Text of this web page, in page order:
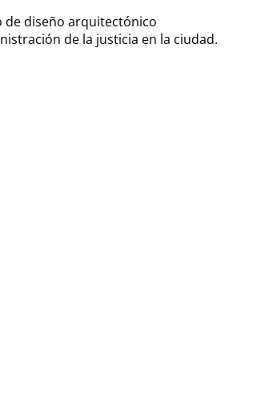
de diseño arquitectónico
de la justicia en la ciudad.